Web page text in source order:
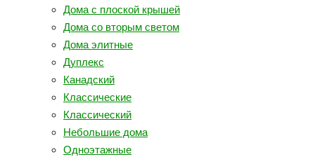
Дома с плоской крышей
Дома со вторым светом
Дома элитные
Дуплекс
Канадский
Классические
Классический
Небольшие дома
Одноэтажные